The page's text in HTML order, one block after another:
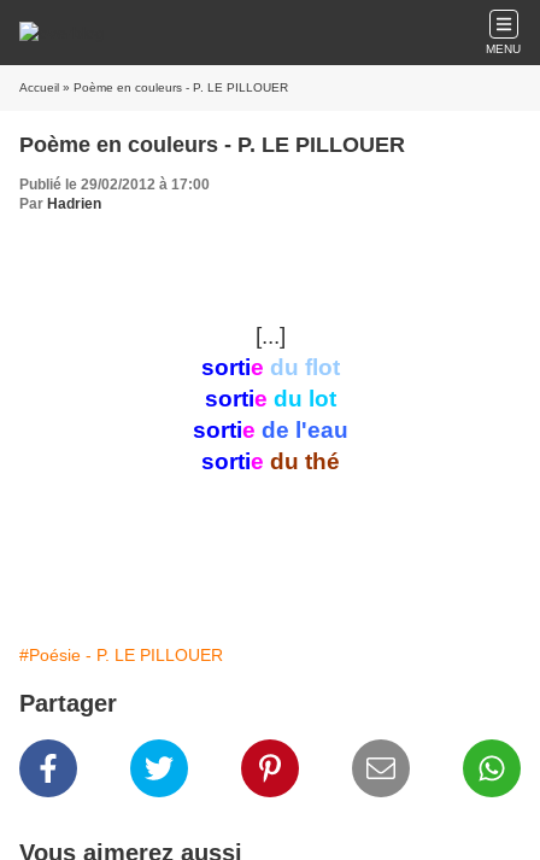
MENU
Accueil » Poème en couleurs - P. LE PILLOUER
Poème en couleurs - P. LE PILLOUER
Publié le 29/02/2012 à 17:00
Par Hadrien
[...]
sortie du flot
sortie du lot
sortie de l'eau
sortie du thé
#Poésie - P. LE PILLOUER
Partager
Vous aimerez aussi